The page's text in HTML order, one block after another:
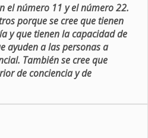
el número 11 y el número 22.
porque se cree que tienen
y que tienen la capacidad de
ayuden a las personas a
También se cree que
de conciencia y de